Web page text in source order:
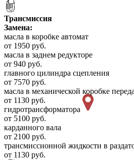
Трансмиссия
Замена:
масла в коробке автомат
от 1950 руб.
масла в заднем редукторе
от 940 руб.
главного цилиндра сцепления
от 7570 руб.
масла в механической коробке
от 1130 руб.
гидротрансформатора
от 5100 руб.
карданного вала
от 2100 руб.
трансмиссионной жидкости в
от 1130 руб.